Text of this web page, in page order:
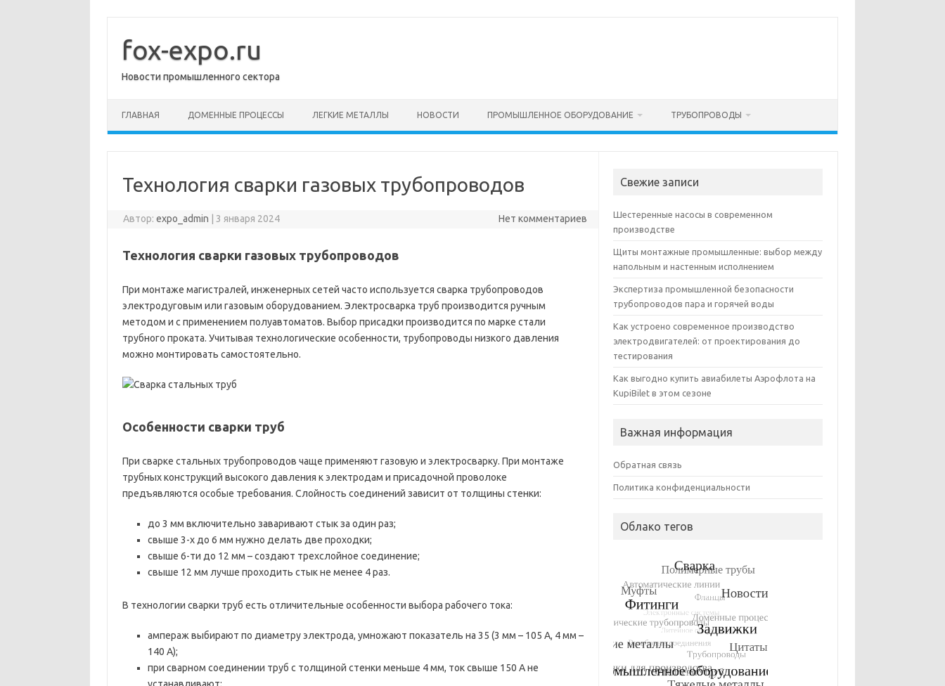
содержимому
fox-expo.ru
Новости промышленного сектора
ГЛАВНАЯ ДОМЕННЫЕ ПРОЦЕССЫ ЛЕГКИЕ МЕТАЛЛЫ НОВОСТИ ПРОМЫШЛЕННОЕ ОБОРУДОВАНИЕ ТРУБОПРОВОДЫ
Технология сварки газовых трубопроводов
Автор:expo_admin 3 января 2024 Нет комментариев
Технология сварки газовых трубопроводов
При монтаже магистралей, инженерных сетей часто используется сварка трубопроводов
электродуговым или газовым оборудованием. Электросварка труб производится ручным
методом и с применением полуавтоматов. Выбор присадки производится по марке стали
трубного проката. Учитывая технологические особенности, трубопроводы низкого давления
можно монтировать самостоятельно.
Особенности сварки труб
При сварке стальных трубопроводов чаще применяют газовую и электросварку. При монтаже
трубных конструкций высокого давления к электродам и присадочной проволоке
предъявляются особые требования. Слойность соединений зависит от толщины стенки:
до 3 мм включительно заваривают стык за один раз;
свыше 3-х до 6 мм нужно делать две проходки;
свыше 6-ти до 12 мм – создают трехслойное соединение;
свыше 12 мм лучше проходить стык не менее 4 раз.
В технологии сварки труб есть отличительные особенности выбора рабочего тока:
ампераж выбирают по диаметру электрода, умножают показатель на 35 (3 мм – 105 А, 4 мм –
140 А);
при сварном соединении труб с толщиной стенки меньше 4 мм, ток свыше 150 А не
Свежие записи
Шестеренные насосы в современном
производстве
Щиты монтажные промышленные: выбор между
напольным и настенным исполнением
Экспертиза промышленной безопасности
трубопроводов пара и горячей воды
Как устроено современное производство
электродвигателей: от проектирования до
тестирования
Как выгодно купить авиабилеты Аэрофлота на
KupiBilet в этом сезоне
Важная информация
Обратная связь
Политика конфиденциальности
Облако тегов